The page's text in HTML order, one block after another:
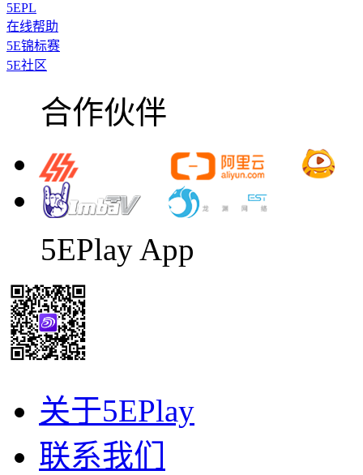
5EPL
在线帮助
5E锦标赛
5E社区
合作伙伴
5EPlay App
关于5EPlay
联系我们